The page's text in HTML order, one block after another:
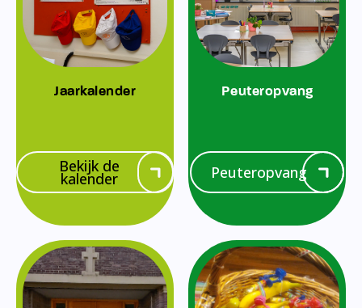
Jaarkalender
Bekijk de
kalender
Peuteropvang
Peuteropvang